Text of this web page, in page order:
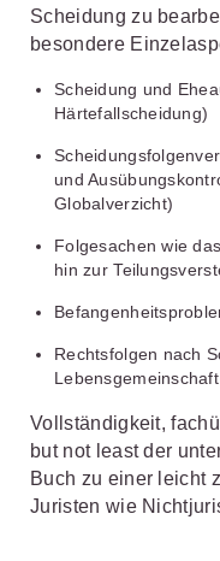
Scheidung zu
besondere
Scheidung und
Härtefallscheidung)
und
Globalverzicht)
Folgesachen wie
hin zur
Rechtsfolgen nach
Lebensgemeinschaft
Vollständigkeit,
but not least der
Buch zu einer leicht
Juristen wie